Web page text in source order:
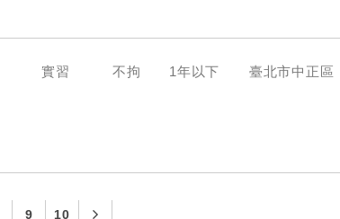
實習 不拘 1年以下 臺北市中正區
9 10